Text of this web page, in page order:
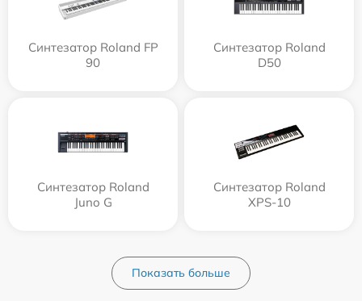
Синтезатор Roland FP
90
Синтезатор Roland
D50
Синтезатор Roland
Juno G
Синтезатор Roland
XPS-10
Показать больше